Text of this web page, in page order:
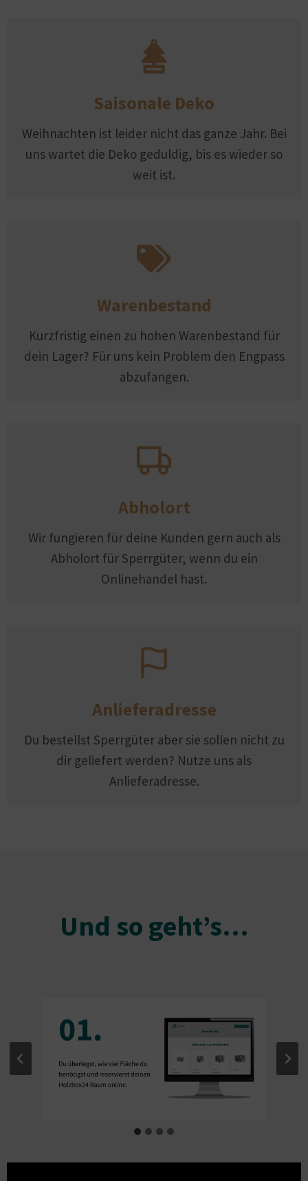
Saisonale Deko
Weihnachten ist leider nicht das ganze Jahr. Bei
uns wartet die Deko geduldig, bis es wieder so
weit ist.
Warenbestand
Kurzfristig einen zu hohen Warenbestand für
dein Lager? Für uns kein Problem den Engpass
abzufangen.
Abholort
Wir fungieren für deine Kunden gern auch als
Abholort für Sperrgüter, wenn du ein
Onlinehandel hast.
Anlieferadresse
Du bestellst Sperrgüter aber sie sollen nicht zu
dir geliefert werden? Nutze uns als
Anlieferadresse.
Und so geht’s…